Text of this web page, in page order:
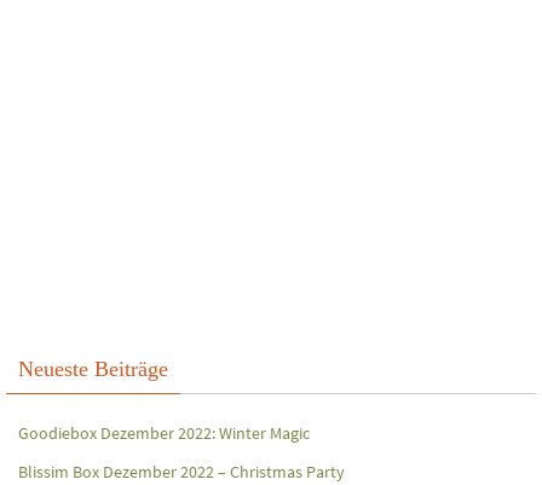
Neueste Beiträge
Goodiebox Dezember 2022: Winter Magic
Blissim Box Dezember 2022 – Christmas Party